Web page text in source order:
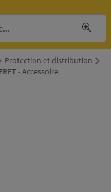
Protection et distribution
- Accessoire